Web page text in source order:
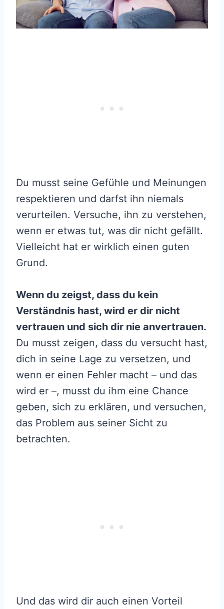
Du musst seine Gefühle und Meinungen
respektieren und darfst ihn niemals
verurteilen. Versuche, ihn zu verstehen,
wenn er etwas tut, was dir nicht gefällt.
Vielleicht hat er wirklich einen guten
Grund.
Wenn du zeigst, dass du kein
Verständnis hast, wird er dir nicht
vertrauen und sich dir nie anvertrauen.
Du musst zeigen, dass du versucht hast,
dich in seine Lage zu versetzen, und
wenn er einen Fehler macht – und das
wird er –, musst du ihm eine Chance
geben, sich zu erklären, und versuchen,
das Problem aus seiner Sicht zu
betrachten.
Und das wird dir auch einen Vorteil